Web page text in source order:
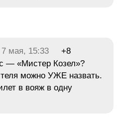
7 мая, 15:33
+8
— «Мистер Козел»?
можно УЖЕ назвать.
в вояж в одну